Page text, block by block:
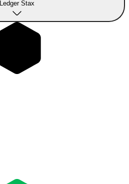
Ledger Stax